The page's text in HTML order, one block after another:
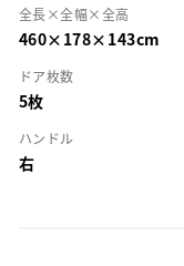
全長×全幅×全高
460×178×143cm
ドア枚数
5枚
ハンドル
右